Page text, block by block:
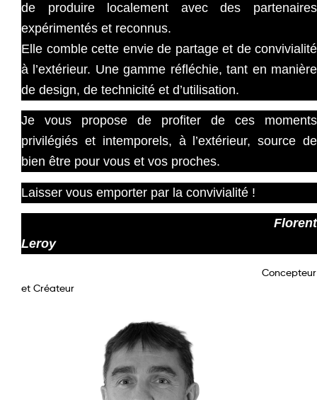
de produire localement avec des partenaires
expérimentés et reconnus.
Elle comble cette envie de partage et de convivialité
à l’extérieur. Une gamme réfléchie, tant en manière
de design, de technicité et d’utilisation.
Je vous propose de profiter de ces moments
privilégiés et intemporels, à l’extérieur, source de
bien être pour vous et vos proches.
Laisser vous emporter par la convivialité !
Florent
Leroy
Concepteur
et Créateur